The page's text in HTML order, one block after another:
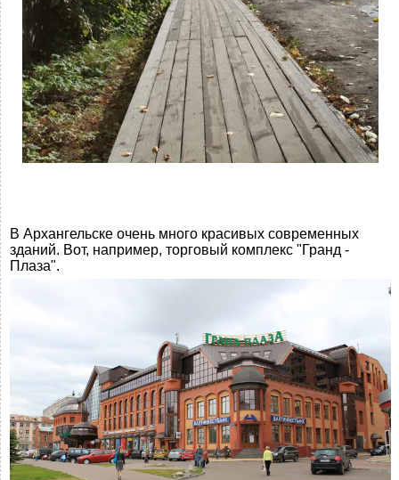
В Архангельске очень много красивых современных
зданий. Вот, например, торговый комплекс "Гранд -
Плаза".